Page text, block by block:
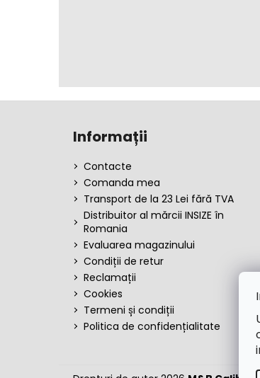
Informații
Contacte
Comanda mea
Transport de la 23 Lei fără TVA
Distribuitor al mărcii INSIZE în
Romania
Evaluarea magazinului
Condiții de retur
Reclamații
Cookies
Termeni și condiții
Politica de confidențialitate